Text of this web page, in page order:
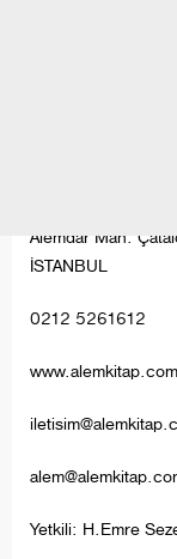
Alemdar Mah.
İSTANBUL
0212 5261612
www.alemkitap.com
Yetkili: H.Emre